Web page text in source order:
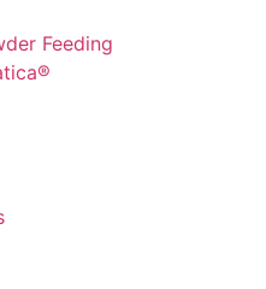
Feeding